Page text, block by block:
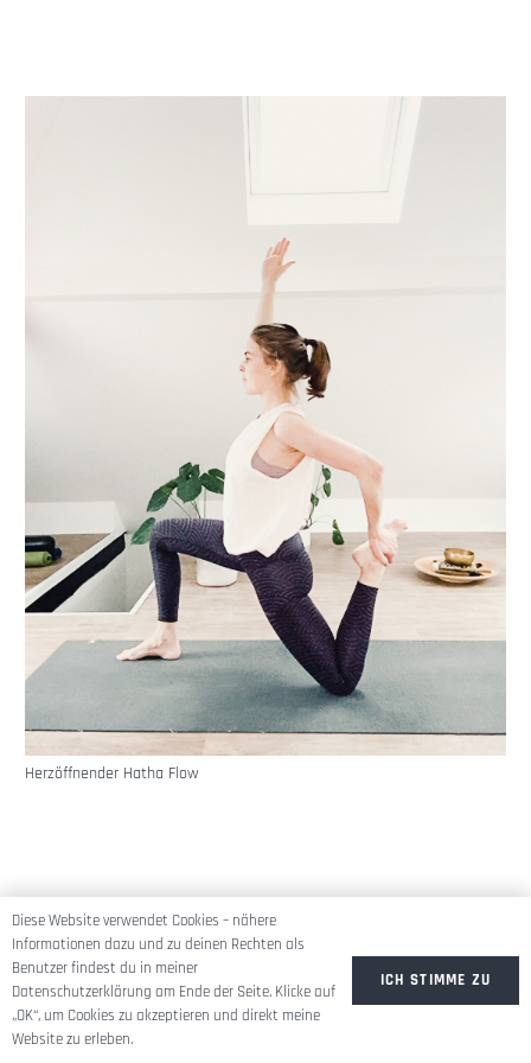
Herzöffnender Hatha Flow
Diese Website verwendet Cookies – nähere
Informationen dazu und zu deinen Rechten als
Benutzer findest du in meiner
Datenschutzerklärung am Ende der Seite. Klicke auf
„OK“, um Cookies zu akzeptieren und direkt meine
Website zu erleben.
ICH STIMME ZU